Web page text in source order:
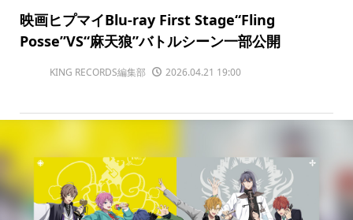
映画ヒプマイBlu-ray First Stage“Fling
Posse”VS“麻天狼”バトルシーン一部公開
KING RECORDS編集部 2026.04.21 19:00